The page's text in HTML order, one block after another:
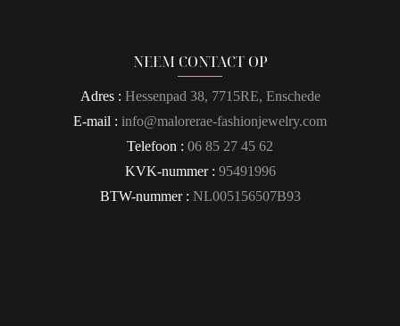
NEEM CONTACT OP
Adres : Hessenpad 38, 7715RE, Enschede
E-mail : info@malorerae-fashionjewelry.com
Telefoon : 06 85 27 45 62
KVK-nummer : 95491996
BTW-nummer : NL005156507B93